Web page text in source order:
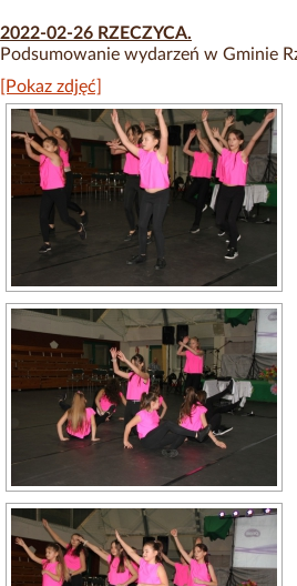
2022-02-26 RZECZYCA.
Podsumowanie wydarzeń w Gminie
[Pokaz zdjęć]